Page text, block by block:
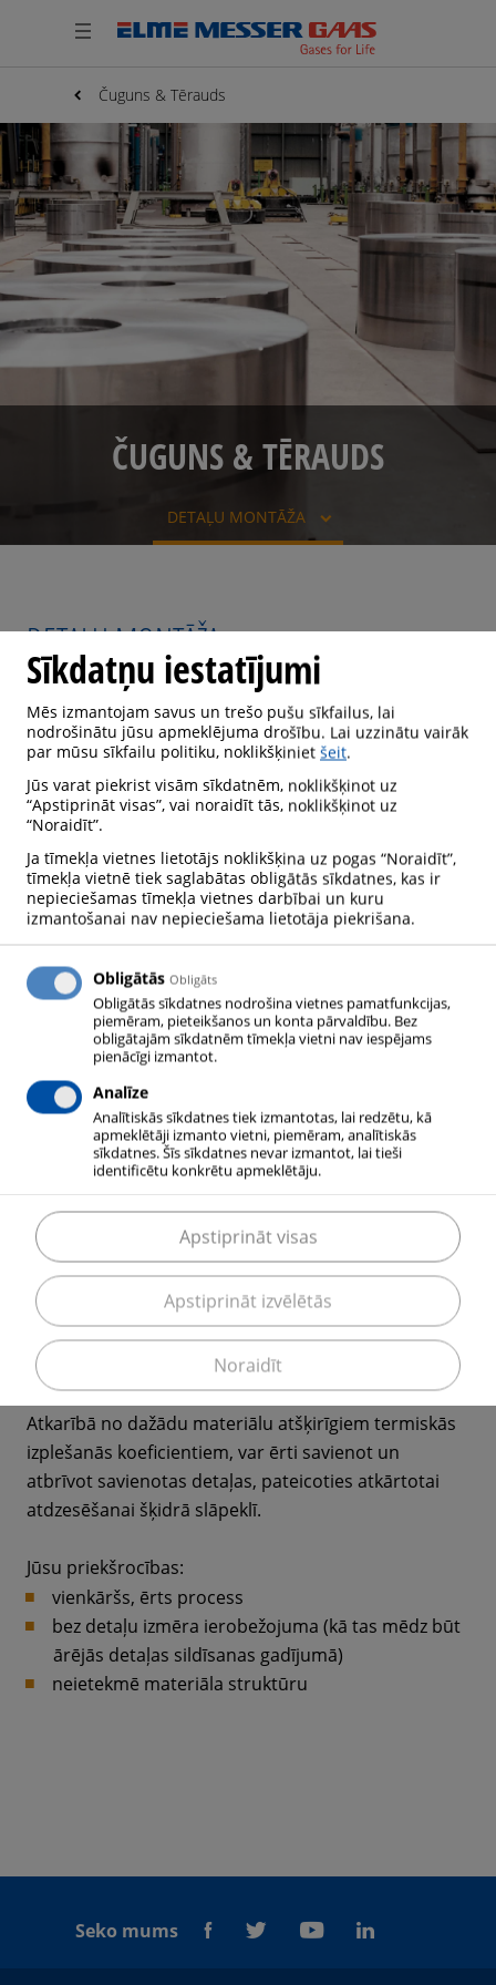
Čuguns & Tērauds
ČUGUNS & TĒRAUDS
DETAĻU MONTĀŽA
DETAĻU MONTĀŽA
PROCESA APRAKSTS
Cilindrisko detaļu montāžai (vai demontāžai) bieži
izmanto saraušanās tehnoloģiju. Zemas
temperatūras ietekmē sarūk montējamā mehāniska
iekšējā detaļa (piemēram, vārpsta vai bukse). Pēc
tam tā tiek ievietota ārējā detaļā. Detaļu
temperatūrai izlīdzinoties mehānisms tiek
nospriegots.
MESSER RISINĀJUMS
Šo procesu var ātri un ērti realizēt, izmantojot šķidro
slāpekli. Iegremdējot iekšējo detaļu šķidrā slāpekļa
vannā, tā saraujas.
Atkarībā no dažādu materiālu atšķirīgiem termiskās
izplešanās koeficientiem, var ērti savienot un
atbrīvot savienotas detaļas, pateicoties atkārtotai
atdzesēšanai šķidrā slāpeklī.
Jūsu priekšrocības:
vienkāršs, ērts process
bez detaļu izmēra ierobežojuma (kā tas mēdz būt
ārējās detaļas sildīsanas gadījumā)
neietekmē materiāla struktūru
Seko mums
Sīkdatņu iestatījumi
Mēs izmantojam savus un trešo pušu sīkfailus, lai
nodrošinātu jūsu apmeklējuma drošību. Lai uzzinātu vairāk
par mūsu sīkfailu politiku, noklikšķiniet šeit.
Jūs varat piekrist visām sīkdatnēm, noklikšķinot uz
“Apstiprināt visas”, vai noraidīt tās, noklikšķinot uz
“Noraidīt”.
Ja tīmekļa vietnes lietotājs noklikšķina uz pogas “Noraidīt”,
tīmekļa vietnē tiek saglabātas obligātās sīkdatnes, kas ir
nepieciešamas tīmekļa vietnes darbībai un kuru
izmantošanai nav nepieciešama lietotāja piekrišana.
Obligātās Obligāts
Obligātās sīkdatnes nodrošina vietnes pamatfunkcijas,
piemēram, pieteikšanos un konta pārvaldību. Bez
obligātajām sīkdatnēm tīmekļa vietni nav iespējams
pienācīgi izmantot.
Analīze
Analītiskās sīkdatnes tiek izmantotas, lai redzētu, kā
apmeklētāji izmanto vietni, piemēram, analītiskās
sīkdatnes. Šīs sīkdatnes nevar izmantot, lai tieši
identificētu konkrētu apmeklētāju.
Noraidīt
Apstiprināt izvēlētās
Apstiprināt visas